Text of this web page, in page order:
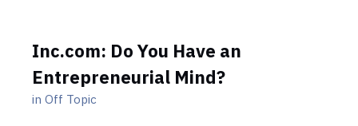
Inc.com: Do You Have an
Entrepreneurial Mind?
in Off Topic